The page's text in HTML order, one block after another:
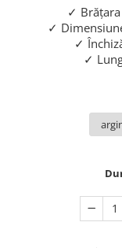
✓
✓
✓
✓